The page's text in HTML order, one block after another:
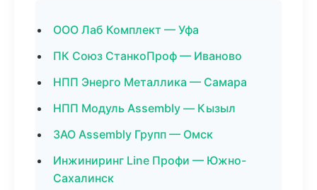
ООО Лаб Комплект — Уфа
ПК Союз СтанкоПроф — Иваново
НПП Энерго Металлика — Самара
НПП Модуль Assembly — Кызыл
ЗАО Assembly Групп — Омск
Инжиниринг Line Профи — Южно-
Сахалинск